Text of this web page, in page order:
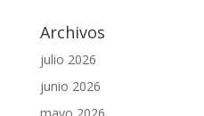
Archivos
julio 2026
junio 2026